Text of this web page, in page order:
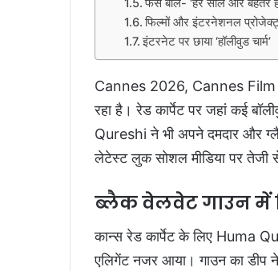
फैंस बोले- ‘हर साल और बेहतर
फिल्मों और इंटरनेशनल
इंटरनेट पर छाया ‘हॉलीवुड चार्म’
Cannes 2026, Cannes Film
रहा है। रेड कार्पेट पर जहां कई
Qureshi ने भी अपने दमदार और
लेटेस्ट लुक सोशल मीडिया पर तेजी
ब्लैक वेलवेट गाउन में
कान्स रेड कार्पेट के लिए Huma
एलिगेंट नजर आया। गाउन का डीप